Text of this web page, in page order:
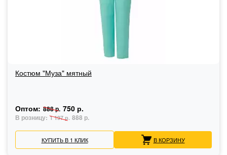
Костюм "Муза" мятный
Оптом: 888 р. 750 р.
В розницу: 1 197 р. 888 р.
КУПИТЬ В 1 КЛИК В КОРЗИНУ